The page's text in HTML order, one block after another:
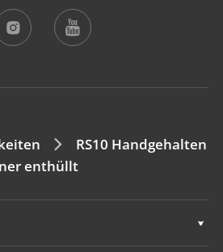
RS10 Handgehalten
enthüllt